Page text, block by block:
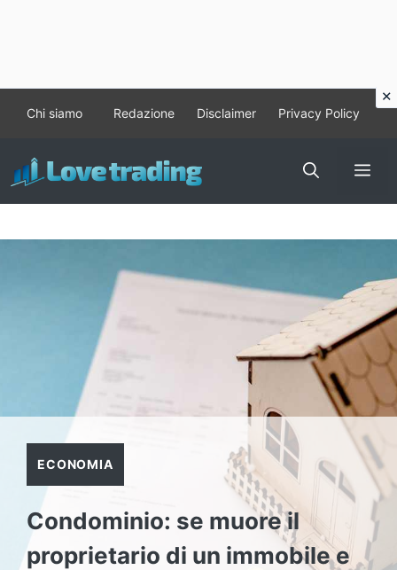
contenuto
Chi siamo Redazione Disclaimer Privacy Policy
ECONOMIA
Condominio: se muore il
proprietario di un immobile e